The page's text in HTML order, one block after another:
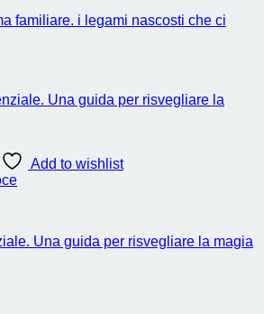
familiare. i legami nascosti che ci
Add to wishlist
Una guida per risvegliare la magia